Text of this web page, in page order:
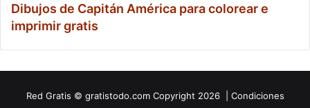
Dibujos de Capitán América para colorear e
imprimir gratis
Red Gratis © gratistodo.com Copyright 2026 | Condiciones